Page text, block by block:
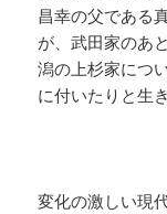
昌幸の父である
が、武田家のあ
潟の上杉家につ
に付いたりと生
変化の激しい現